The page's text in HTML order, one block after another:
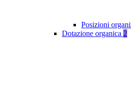
Posizioni
Dotazione organica 2